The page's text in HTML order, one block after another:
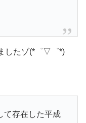
したゾ(*゜▽゜*)
て存在した平成